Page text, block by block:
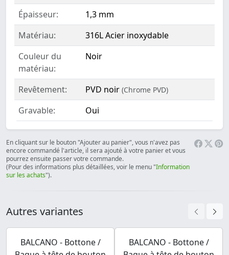
Épaisseur:
1,3 mm
Matériau:
316L Acier inoxydable
Couleur du
matériau:
Noir
Revêtement: PVD noir (Chrome PVD)
Gravable: Oui
En cliquant sur le bouton "Ajouter au panier", vous n'avez pas
encore commandé l'article, il sera ajouté à votre panier et vous
pourrez ensuite passer votre commande.
(Pour des informations plus détaillées, voir le menu "Information
sur les achats").
Autres variantes
BALCANO - Bottone /
BALCANO - Bottone /